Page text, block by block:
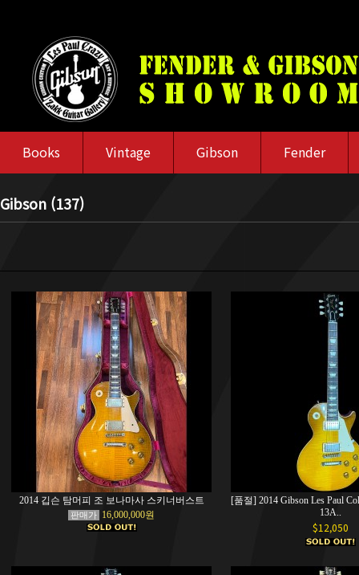
Books Vintage Gibson Fender
Gibson (137)
2014 깁슨 탐머피 조 보나마사 스키너버스트
판매가 16,000,000원
[품절] 2014 Gibson Les Paul
13A..
$12,050